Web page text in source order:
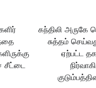
சீட்டை
கந்திலி அருகே
சுத்தம்
ஏற்பட்ட